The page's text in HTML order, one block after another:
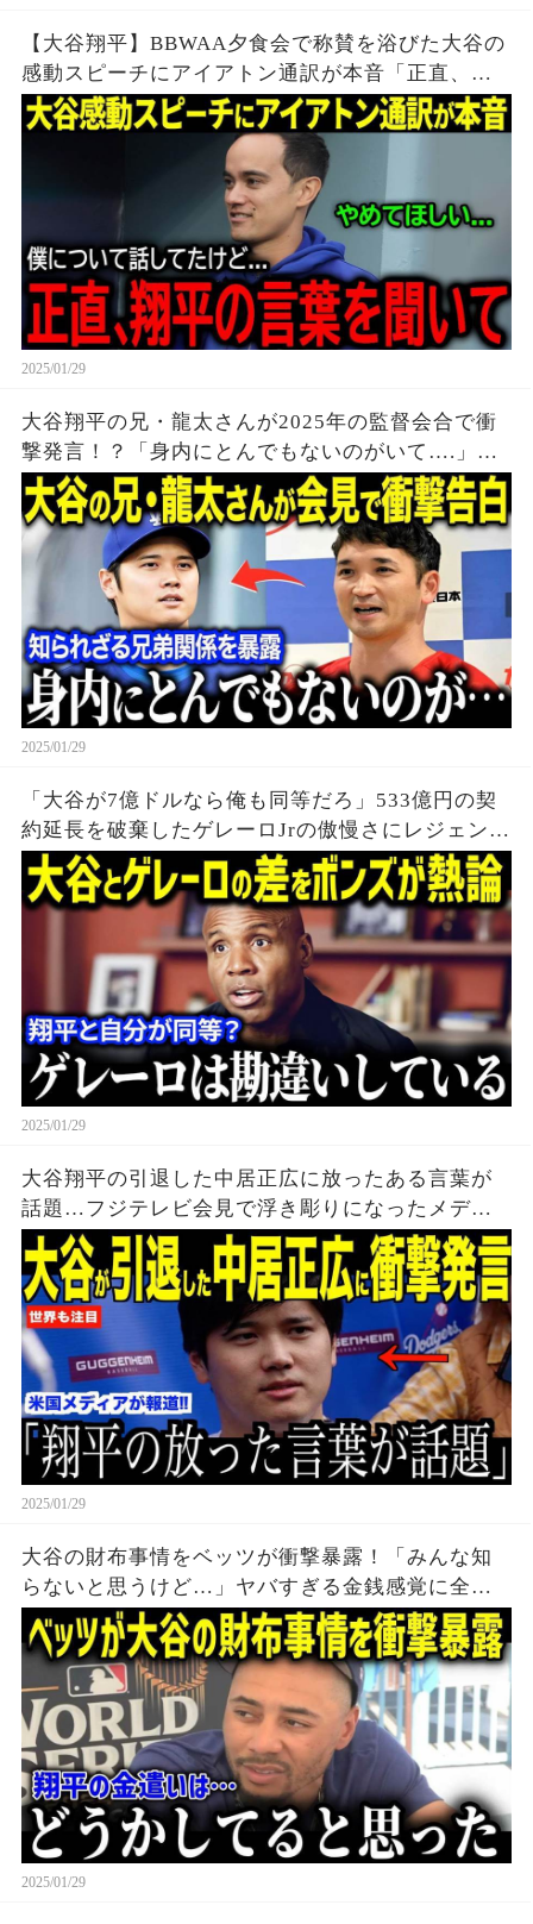
【大谷翔平】BBWAA夕食会で称賛を浴びた大谷の
感動スピーチにアイアトン通訳が本音「正直、翔
平の言葉を聞いて...」
2025/01/29
大谷翔平の兄・龍太さんが2025年の監督会合で衝
撃発言！？「身内にとんでもないのがいて….」兄
が語る知られざる弟・翔平選手を大暴露【海外の
反応/MLB/メジャー/野球】
2025/01/29
「大谷が7億ドルなら俺も同等だろ」533億円の契
約延長を破棄したゲレーロJrの傲慢さにレジェン
ド、ボンズが一刀両断！「大谷とゲレーロの圧倒
的な差は…」
2025/01/29
大谷翔平の引退した中居正広に放ったある言葉が
話題…フジテレビ会見で浮き彫りになったメディ
ア問題にベッツがコメント 【海外の反応 MLBメジ
ャー 野球】
2025/01/29
大谷の財布事情をベッツが衝撃暴露！「みんな知
らないと思うけど…」ヤバすぎる金銭感覚に全米
が驚愕！！
2025/01/29